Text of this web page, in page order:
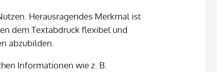
Herausragendes Merkmal ist
dem Textabdruck flexibel und
abzubilden.
Informationen wie z. B.